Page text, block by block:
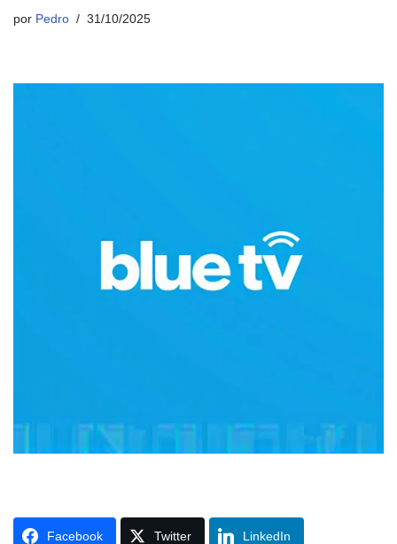
por Pedro 31/10/2025
Facebook Twitter LinkedIn